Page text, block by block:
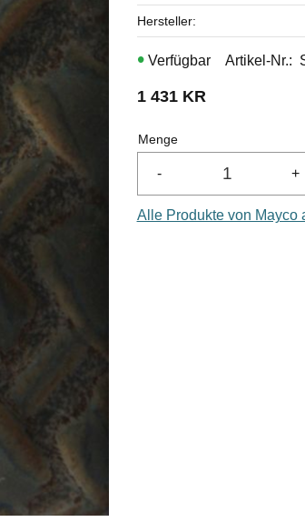
1 431KR
Menge
+
-
Artikel-Nr.
Hersteller
Alle Produkte von Mayco